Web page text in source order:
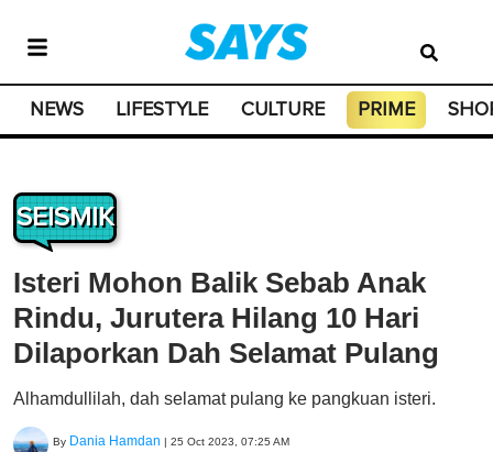
NEWS LIFESTYLE CULTURE PRIME
SEISMIK
Isteri Mohon Balik Sebab Anak
Rindu, Jurutera Hilang 10 Hari
Dilaporkan Dah Selamat Pulang
Alhamdullilah, dah selamat pulang ke pangkuan isteri.
By Dania Hamdan | 25 Oct 2023, 07:25 AM